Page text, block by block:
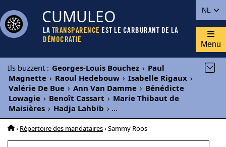
NL
CUMULEO
LA TRANSPARENCE EST LE CARBURANT DE LA
DÉMOCRATIE
Menu
Ils buzzent : Georges-Louis Bouchez › Paul
Magnette › Raoul Hedebouw › Isabelle Rigaux ›
Valérie De Bue › Ann Van Damme › Bénédicte
Lowagie › Benoît Cassart › Marie Thibaut de
Maisières › Hadja Lahbib › ...
› Répertoire des mandataires› Sammy Roos